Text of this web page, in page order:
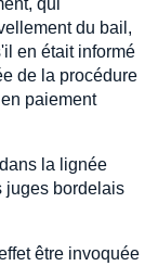
du bail,
en était informé
de la procédure
paiement
la lignée
juges bordelais
être invoquée